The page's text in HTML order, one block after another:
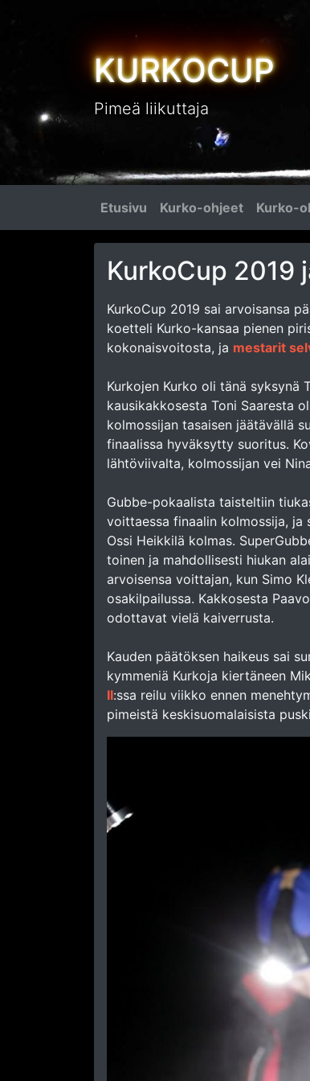
KURKOCUP
Pimeä liikuttaja
Etusivu Kurko-ohjeet Kurko-
KurkoCup 2019
KurkoCup 2019 sai arvoisansa
koetteli Kurko-kansaa pienen
kokonaisvoitosta, ja mestarit
Kurkojen Kurko oli tänä syksynä
kausikakkosesta Toni Saaresta
kolmossijan tasaisen jäätävällä
finaalissa hyväksytty suoritus.
lähtöviivalta, kolmossijan vei
Gubbe-pokaalista taisteltiin
voittaessa finaalin kolmossija, ja
Ossi Heikkilä kolmas.
toinen ja mahdollisesti hiukan
arvoisensa voittajan, kun Simo
osakilpailussa. Kakkosesta
odottavat vielä kaiverrusta.
Kauden päätöksen haikeus sai
kymmeniä Kurkoja kiertäneen
II:ssa reilu viikko ennen
pimeistä keskisuomalaisista